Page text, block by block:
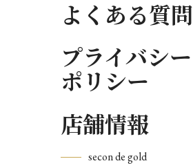
よくある質問
プライバシー
ポリシー
店舗情報
secon de gold